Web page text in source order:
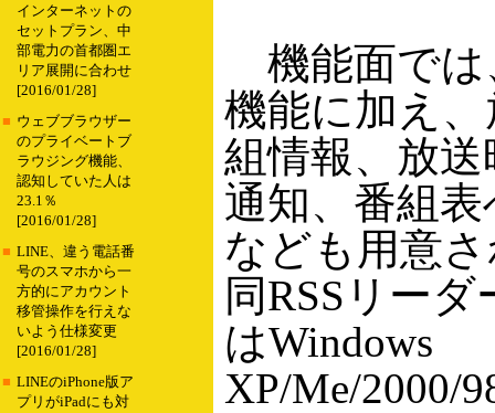
インターネットの
セットプラン、中
部電力の首都圏エ
リア展開に合わせ
[2016/01/28]
■ ウェブブラウザー
のプライベートブ
ラウジング機能、
認知していた人は
23.1％
[2016/01/28]
■ LINE、違う電話番
号のスマホから一
方的にアカウント
移管操作を行えな
いよう仕様変更
[2016/01/28]
■ LINEのiPhone版ア
プリがiPadにも対
機能面では
機能に加え
組情報、放
通知、番組
なども用意
同RSSリーダ
はWindows
XP/Me/2000/